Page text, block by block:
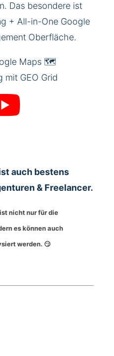
Das besondere ist
+ All-in-One Google
Oberfläche.
auch bestens
& Freelancer.
nicht nur für die
es können auch
werden. 😏